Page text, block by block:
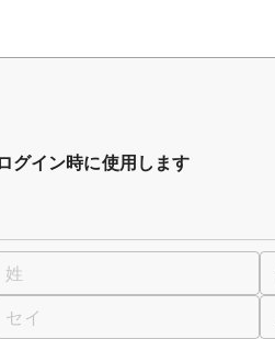
グイン時に使用します
姓
セイ